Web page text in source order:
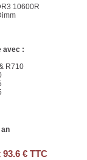
10600R
avec :
R710
an
€ TTC